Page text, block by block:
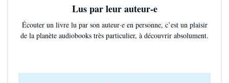
Lus par leur auteur-e
Écouter un livre lu par son auteur·e en personne, c’est un plaisir
de la planète audiobooks très particulier, à découvrir absolument.